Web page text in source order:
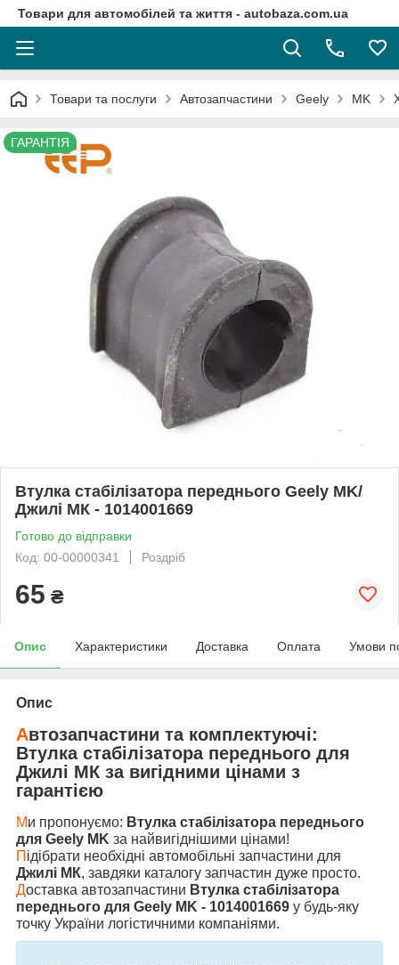
Товари для автомобілей та життя - autobaza.com.ua
Товари та послуги Автозапчастини Geely MK
ГАРАНТІЯ
Втулка стабілізатора переднього Geely MK/
Джилі МК - 1014001669
Готово до відправки
Код: 00-00000341
Роздріб
65 ₴
Опис Характеристики Доставка Оплата Умови
Опис
Автозапчастини та комплектуючі:
Втулка стабілізатора переднього для
Джилі МК за вигідними цінами з
гарантією
Ми пропонуємо: Втулка стабілізатора переднього
для Geely MK за найвигіднішими цінами!
П ідібрати необхідні автомобільні запчастини для
Джилі МК, завдяки каталогу запчастин дуже просто.
Доставка автозапчастини Втулка стабілізатора
переднього для Geely MK - 1014001669 у будь-яку
точку України логістичними компаніями.